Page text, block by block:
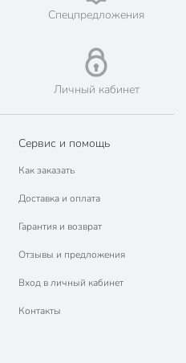
ведущих мировых
Спецпредложения
Личный кабинет
Сервис и помощь
Как заказать
Доставка и оплата
Гарантия и возврат
Отзывы и предложения
Вход в личный кабинет
Контакты